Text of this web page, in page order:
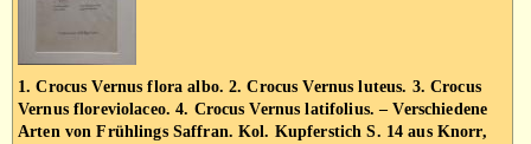
1. Crocus Vernus flora albo. 2. Crocus Vernus luteus. 3. Crocus
Vernus floreviolaceo. 4. Crocus Vernus latifolius. – Verschiedene
Arten von Frühlings Saffran. Kol. Kupferstich S. 14 aus Knorr,